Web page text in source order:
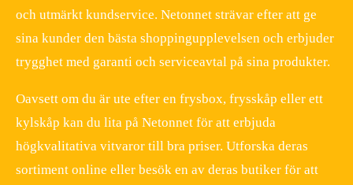
och utmärkt kundservice. Netonnet strävar efter att ge
sina kunder den bästa shoppingupplevelsen och erbjuder
trygghet med garanti och serviceavtal på sina produkter.
Oavsett om du är ute efter en frysbox, frysskåp eller ett
kylskåp kan du lita på Netonnet för att erbjuda
högkvalitativa vitvaror till bra priser. Utforska deras
sortiment online eller besök en av deras butiker för att